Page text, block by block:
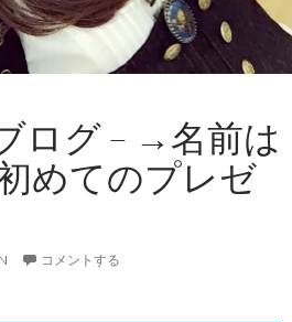
ログ – →名前は
めてのプレゼ
コメントする